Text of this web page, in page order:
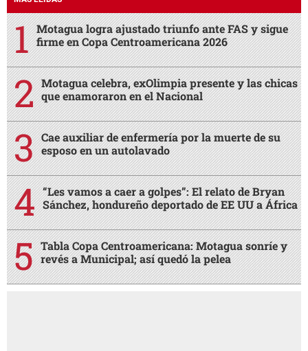
Motagua logra ajustado triunfo ante FAS y sigue
firme en Copa Centroamericana 2026
Motagua celebra, exOlimpia presente y las chicas
que enamoraron en el Nacional
Cae auxiliar de enfermería por la muerte de su
esposo en un autolavado
“Les vamos a caer a golpes”: El relato de Bryan
Sánchez, hondureño deportado de EE UU a África
Tabla Copa Centroamericana: Motagua sonríe y
revés a Municipal; así quedó la pelea